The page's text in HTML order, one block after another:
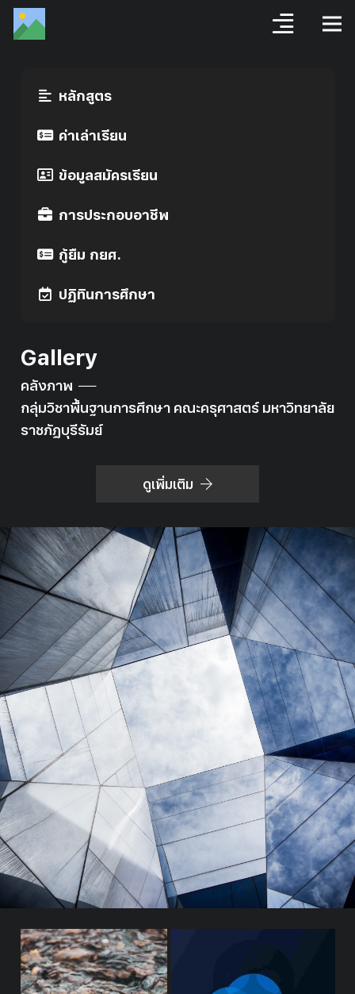
หลักสูตร
ค่าเล่าเรียน
ข้อมูลสมัครเรียน
การประกอบอาชีพ
กู้ยืม กยศ.
ปฏิทินการศึกษา
Gallery
คลังภาพ
กลุ่มวิชาพื้นฐานการศึกษา คณะครุศาสตร์ มหาวิทยาลัย
ราชภัฏบุรีรัมย์
ดูเพิ่มเติม